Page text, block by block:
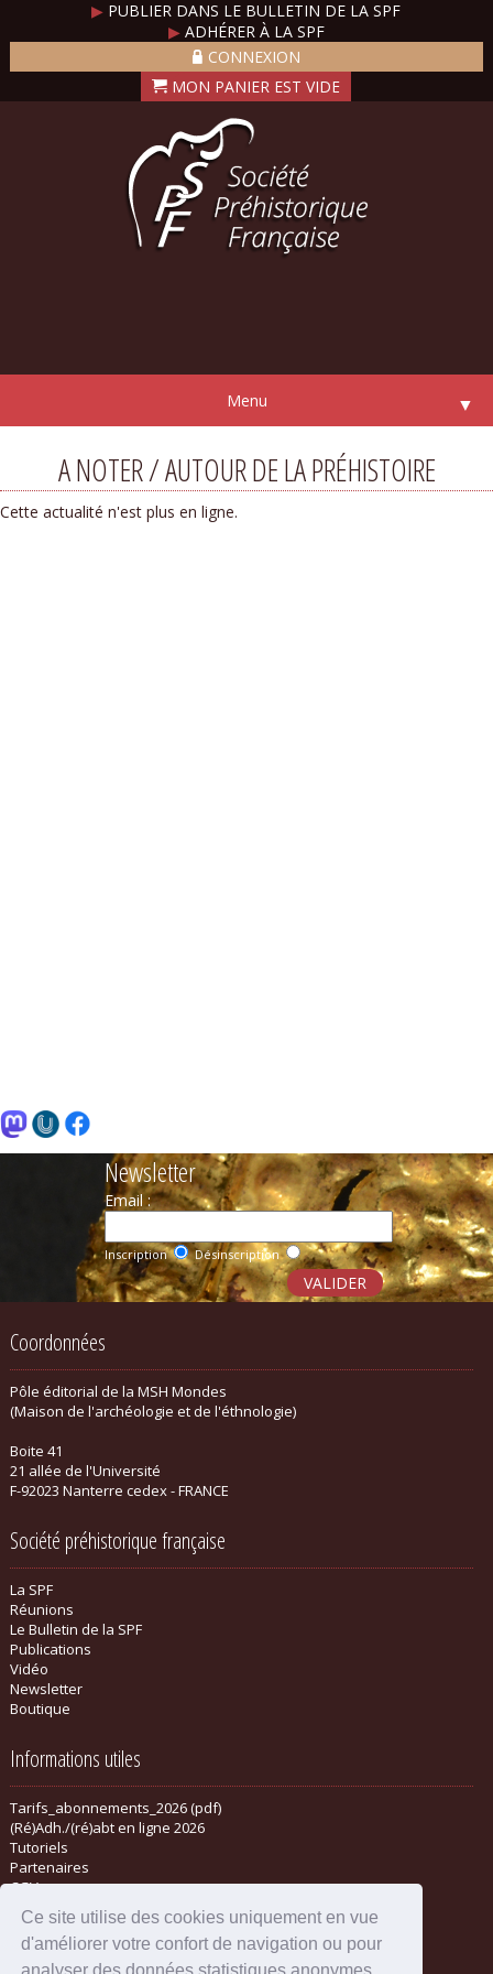
Ce site utilise des cookies uniquement en vue
d'améliorer votre confort de navigation ou pour
analyser des données statistiques anonymes.
▶ PUBLIER DANS LE BULLETIN DE LA SPF
▶ADHÉRER À LA SPF
CONNEXION
Menu ▼
A NOTER / AUTOUR DE LA PRÉHISTOIRE
Cette actualité n'est plus en ligne.
Newsletter
Email :
Inscription Désinscription
Coordonnées
Pôle éditorial de la MSH Mondes
(Maison de l'archéologie et de l'éthnologie)
Boite 41
21 allée de l'Université
F-92023 Nanterre cedex - FRANCE
Société préhistorique française
La SPF
Réunions
Le Bulletin de la SPF
Publications
Vidéo
Newsletter
Boutique
Informations utiles
Tarifs_abonnements_2026 (pdf)
(Ré)Adh./(ré)abt en ligne 2026
Tutoriels
Partenaires
CGV